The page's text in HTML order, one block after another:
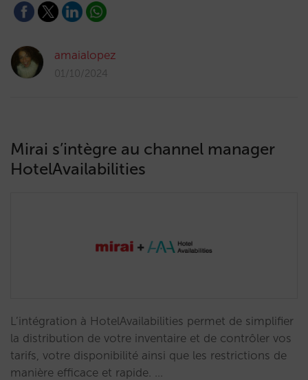
amaialopez
01/10/2024
Mirai s’intègre au channel manager
HotelAvailabilities
L’intégration à HotelAvailabilities permet de simplifier
la distribution de votre inventaire et de contrôler vos
tarifs, votre disponibilité ainsi que les restrictions de
manière efficace et rapide. …